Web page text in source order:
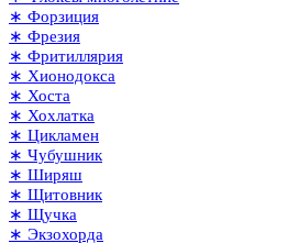
∗ Форзиция
∗ Фрезия
∗ Фритиллярия
∗ Хионодокса
∗ Хоста
∗ Хохлатка
∗ Цикламен
∗ Чубушник
∗ Ширяш
∗ Щитовник
∗ Щучка
∗ Экзохорда